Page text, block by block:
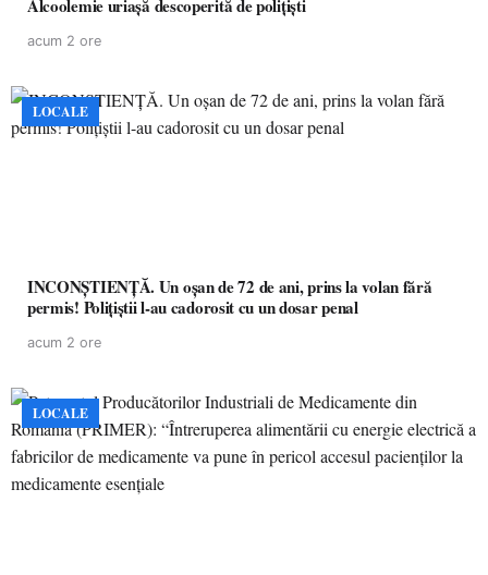
Alcoolemie uriașă descoperită de polițiști
acum 2 ore
LOCALE
INCONȘTIENȚĂ. Un oșan de 72 de ani, prins la volan fără
permis! Polițiștii l-au cadorosit cu un dosar penal
acum 2 ore
LOCALE